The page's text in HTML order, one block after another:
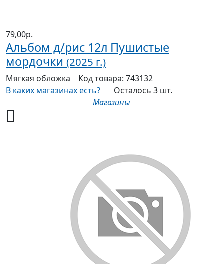
79,00р.
Альбом д/рис 12л Пушистые
мордочки (2025 г.)
Мягкая обложка Код товара: 743132
В каких магазинах есть?
Осталось 3 шт.
Магазины